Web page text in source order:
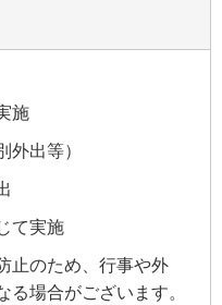
施
外出等）
て実施
止のため、行事や外
る場合がございます。